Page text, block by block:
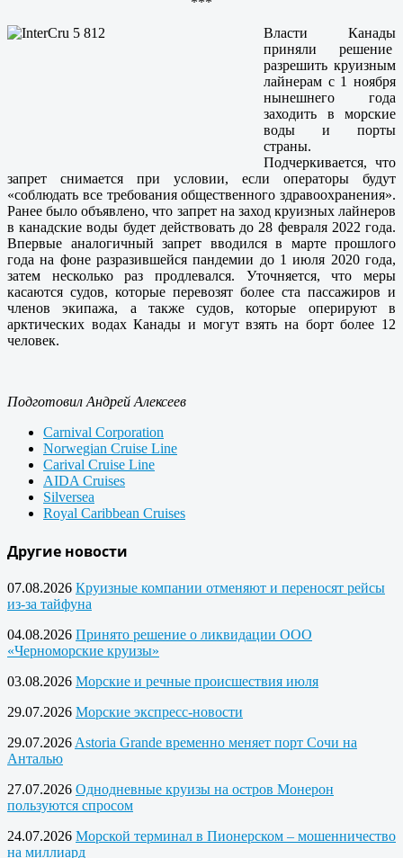
Власти Канады
приняли решение
разрешить круизным
лайнерам с 1 ноября
нынешнего года
заходить в морские
воды и порты
страны.
Подчеркивается, что
запрет снимается при условии, если операторы будут
«соблюдать все требования общественного здравоохранения».
Ранее было объявлено, что запрет на заход круизных лайнеров
в канадские воды будет действовать до 28 февраля 2022 года.
Впервые аналогичный запрет вводился в марте прошлого
года на фоне разразившейся пандемии до 1 июля 2020 года,
затем несколько раз продлевался. Уточняется, что меры
касаются судов, которые перевозят более ста пассажиров и
членов экипажа, а также судов, которые оперируют в
арктических водах Канады и могут взять на борт более 12
человек.
Подготовил Андрей Алексеев
Carnival Corporation
Norwegian Cruise Line
Carival Cruise Line
AIDA Cruises
Silversea
Royal Caribbean Cruises
Другие новости
07.08.2026 Круизные компании отменяют и переносят рейсы
из-за тайфуна
04.08.2026 Принято решение о ликвидации ООО
«Черноморские круизы»
03.08.2026 Морские и речные происшествия июля
29.07.2026 Морские экспресс-новости
29.07.2026 Astoria Grande временно меняет порт Сочи на
Анталью
27.07.2026 Однодневные круизы на остров Монерон
пользуются спросом
24.07.2026 Морской терминал в Пионерском – мошенничество
на миллиард